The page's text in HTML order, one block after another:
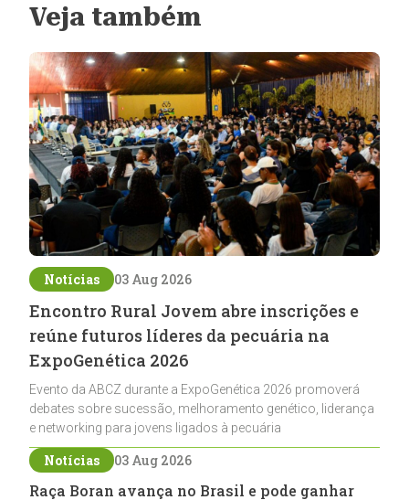
Veja também
Notícias 03 Aug 2026
Encontro Rural Jovem abre inscrições e
reúne futuros líderes da pecuária na
ExpoGenética 2026
Evento da ABCZ durante a ExpoGenética 2026 promoverá
debates sobre sucessão, melhoramento genético, liderança
e networking para jovens ligados à pecuária
Notícias 03 Aug 2026
Raça Boran avança no Brasil e pode ganhar